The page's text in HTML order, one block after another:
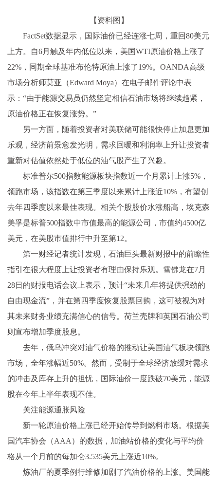
【资料图】
FactSet数据显示，国际油价已经连涨七周，重回80美元
上方。
自6月触及年内低位以来，美国WTI原油价格上涨了
22%，同期全球基准布伦特原油上涨了19%。OANDA高级
市场分析师莫亚（Edward Moya）在电子邮件评论中表
示：“由于能源交易员仍然坚定相信石油市场将继续趋紧，
原油价格正在恢复涨势。”
另一方面，随着投资者对美联储可能很快停止加息更加
乐观，经济前景愈发光明，需求回暖和利润率上升让投资者
重新对估值依然处于低位的油气股产生了兴趣。
标准普尔500指数能源板块指数近一个月累计上涨5%，
领跑市场，该指数在第三季度以来累计上涨近10%，有望创
去年四季度以来最佳表现。 相关个股股价水涨船高，埃克森
美孚是标普500指数中市值最高的能源公司，市值约4500亿
美元，在美股市值排行中升至第12。
第一财经记者统计发现，石油巨头最新财报中的前瞻性
指引在很大程度上让投资者有理由保持乐观。雪佛龙在7月
28日的财报电话会议上表示，预计“未来几年将提供强劲的
自由现金流”，并在第四季度恢复股票回购，这可被视为对
其未来财务业绩充满信心的信号。荷兰壳牌和英国石油公司
则宣布增加季度股息。
去年，俄乌冲突对油气价格的推动让美国油气板块领跑
市场，全年涨幅近50%。然而，受制于全球经济放缓对需求
的冲击及库存上升的担忧，国际油价一度跌破70美元，能源
股在今年上半年表现不佳。
关注能源通胀风险
新一轮原油价格上涨已经开始传导到燃料市场。根据美
国汽车协会（AAA）的数据，加油站价格的变化与平均价
格从一个月前的每加仑3.535美元上涨近10%。
炼油厂的夏季例行维修加剧了汽油价格的上涨。 美国能